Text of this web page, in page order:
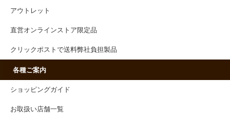
アウトレット
直営オンラインストア限定品
クリックポストで送料弊社負担製品
各種ご案内
ショッピングガイド
お取扱い店舗一覧